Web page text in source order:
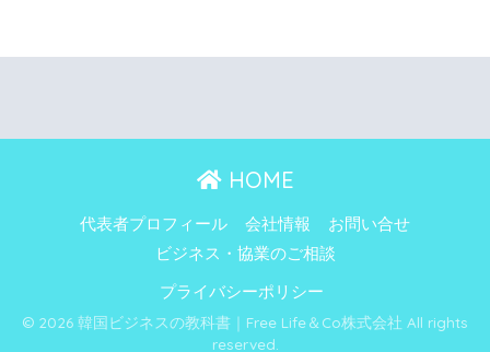
HOME
代表者プロフィール 会社情報
お問い合せ
ビジネス・協業のご相談
プライバシーポリシー
© 2026 韓国ビジネスの教科書｜Free Life＆Co株式会社 All rights
reserved.